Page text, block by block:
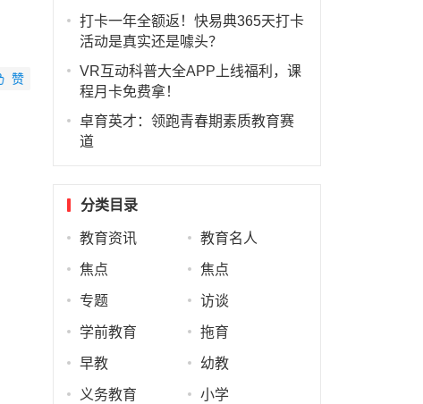
赞
打卡一年全额返！快易典365天打卡
活动是真实还是噱头？
VR互动科普大全APP上线福利，课
程月卡免费拿！
卓育英才：领跑青春期素质教育赛
道
分类目录
教育资讯 教育名人
焦点 焦点
专题 访谈
学前教育 拖育
早教 幼教
义务教育 小学